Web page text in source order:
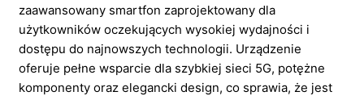
zaawansowany smartfon zaprojektowany dla
użytkowników oczekujących wysokiej wydajności i
dostępu do najnowszych technologii. Urządzenie
oferuje pełne wsparcie dla szybkiej sieci 5G, potężne
komponenty oraz elegancki design, co sprawia, że jest